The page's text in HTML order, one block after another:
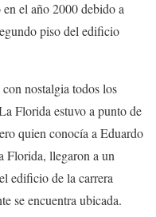
el año 2000 debido a
piso del edificio
nostalgia todos los
Florida estuvo a punto de
quien conocía a Eduardo
Florida, llegaron a un
edificio de la carrera
se encuentra ubicada.